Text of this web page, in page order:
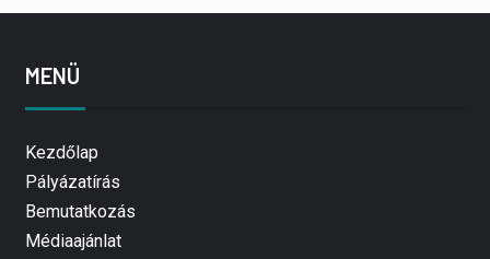
MENÜ
Kezdőlap
Pályázatírás
Bemutatkozás
Médiaajánlat